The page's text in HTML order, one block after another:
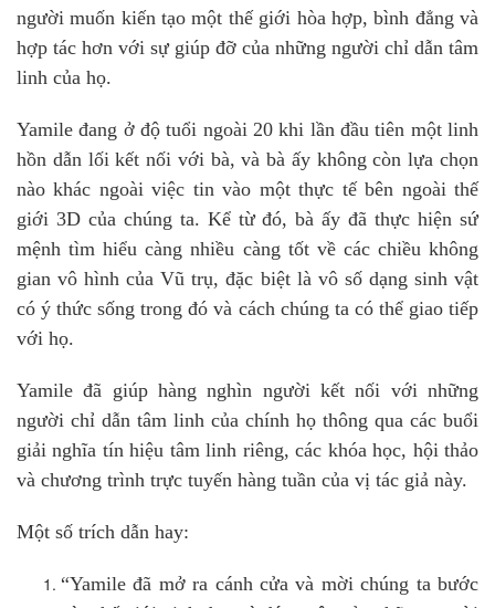
người muốn kiến tạo một thế giới hòa hợp, bình đẳng và
hợp tác hơn với sự giúp đỡ của những người chỉ dẫn tâm
linh của họ.
Yamile đang ở độ tuổi ngoài 20 khi lần đầu tiên một linh
hồn dẫn lối kết nối với bà, và bà ấy không còn lựa chọn
nào khác ngoài việc tin vào một thực tế bên ngoài thế
giới 3D của chúng ta. Kể từ đó, bà ấy đã thực hiện sứ
mệnh tìm hiểu càng nhiều càng tốt về các chiều không
gian vô hình của Vũ trụ, đặc biệt là vô số dạng sinh vật
có ý thức sống trong đó và cách chúng ta có thể giao tiếp
với họ.
Yamile đã giúp hàng nghìn người kết nối với những
người chỉ dẫn tâm linh của chính họ thông qua các buổi
giải nghĩa tín hiệu tâm linh riêng, các khóa học, hội thảo
và chương trình trực tuyến hàng tuần của vị tác giả này.
Một số trích dẫn hay:
“Yamile đã mở ra cánh cửa và mời chúng ta bước